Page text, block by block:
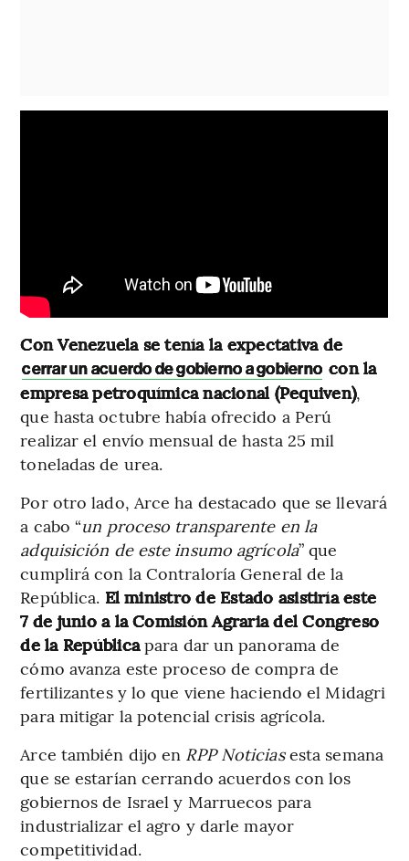
Con Venezuela se tenía la expectativa de
cerrar un acuerdo de gobierno a gobierno con la
empresa petroquímica nacional (Pequiven),
que hasta octubre había ofrecido a Perú
realizar el envío mensual de hasta 25 mil
toneladas de urea.
Por otro lado, Arce ha destacado que se llevará
a cabo “un proceso transparente en la
adquisición de este insumo agrícola” que
cumplirá con la Contraloría General de la
República. El ministro de Estado asistiría este
7 de junio a la Comisión Agraria del Congreso
de la Repúblicapara dar un panorama de
cómo avanza este proceso de compra de
fertilizantes y lo que viene haciendo el Midagri
para mitigar la potencial crisis agrícola.
Arce también dijo en RPP Noticiasesta semana
que se estarían cerrando acuerdos con los
gobiernos de Israel y Marruecos para
industrializar el agro y darle mayor
competitividad.